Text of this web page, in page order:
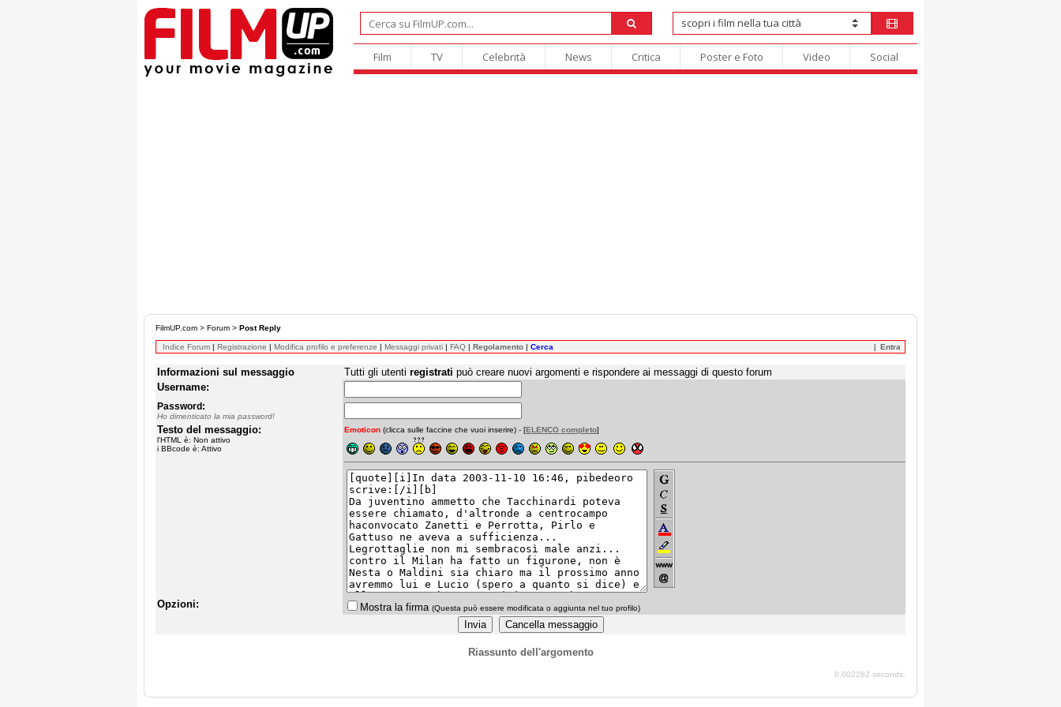
Film TV Celebrità News Critica Poster e Foto Video Social
FilmUP.com > Forum > Post Reply
Indice Forum | Registrazione | Modifica profilo e preferenze | Messaggi privati | FAQ | Regolamento | Cerca Entra
Informazioni sul messaggio Tutti gli utenti registrati può creare nuovi argomenti e rispondere ai messaggi di questo forum
Username:
Password:
Ho dimenticato la mia password!
Testo del messaggio:
l'HTML è: Non attivo
i BBcode è: Attivo
Emoticon (clicca sulle faccine che vuoi inserire) - [ELENCO completo]
Opzioni: Mostra la firma (Questa può essere modificata o aggiunta nel tuo profilo)
Riassunto dell'argomento
0.002262 seconds.